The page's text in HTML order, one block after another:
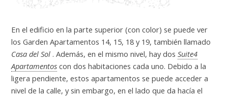
En el edificio en la parte superior (con color) se puede ver
los Garden Apartamentos 14, 15, 18 y 19, también llamado
Casa del Sol . Además, en el mismo nivel, hay dos Suite4
Apartamentos con dos habitaciones cada uno. Debido a la
ligera pendiente, estos apartamentos se puede acceder a
nivel de la calle, y sin embargo, en el lado que da hacía el